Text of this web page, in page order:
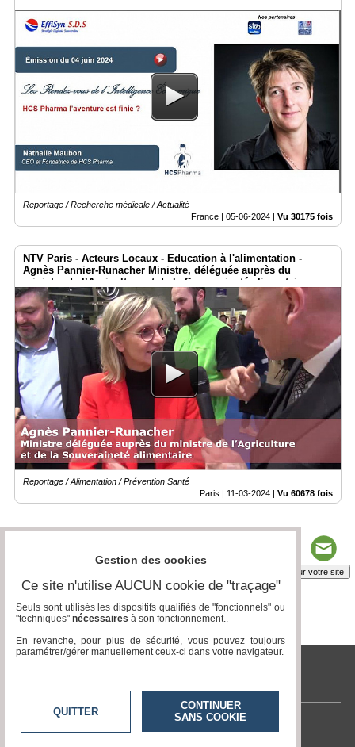
Reportage / Recherche médicale / Actualité
France | 05-06-2024 | Vu 30175 fois
NTV Paris - Acteurs Locaux - Education à l'alimentation -
Agnès Pannier-Runacher Ministre, déléguée auprès du
ministre de l’Agriculture et de la Souveraineté alimentaire
#SIA2024
Reportage / Alimentation / Prévention Santé
Paris | 11-03-2024 | Vu 60678 fois
Insérez sur votre site
tvlocale.fr
Contactez-nous
Gestion des cookies
Ce site n'utilise AUCUN cookie de "traçage"
Seuls sont utilisés les dispositifs qualifiés de "fonctionnels" ou
"techniques" nécessaires à son fonctionnement..
En revanche, pour plus de sécurité, vous pouvez toujours
paramétrer/gérer manuellement ceux-ci dans votre navigateur.
QUITTER
CONTINUER
SANS COOKIE